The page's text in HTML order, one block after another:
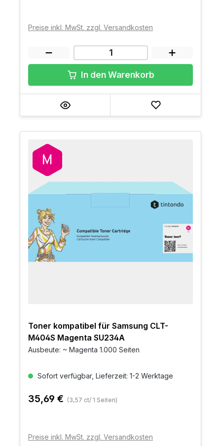
Preise inkl. MwSt. zzgl. Versandkosten
In den Warenkorb
Toner kompatibel für Samsung CLT-
M404S Magenta SU234A
Ausbeute: ~ Magenta 1.000 Seiten
Sofort verfügbar, Lieferzeit: 1-2 Werktage
35,69 € (3,57 ct/ 1 Seiten)
Preise inkl. MwSt. zzgl. Versandkosten